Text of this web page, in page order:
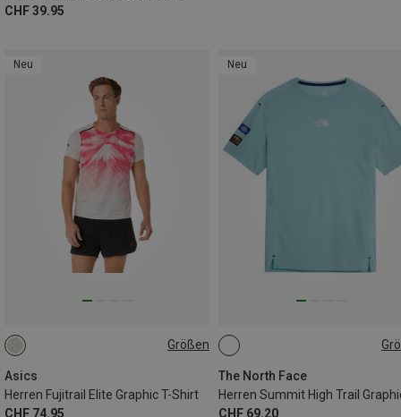
CHF 39.95
Neu
Größen
Asics
Herren Fujitrail Elite Graphic T-Shirt
CHF 74.95
S
Neu
The North Face
CHF 69.20
S